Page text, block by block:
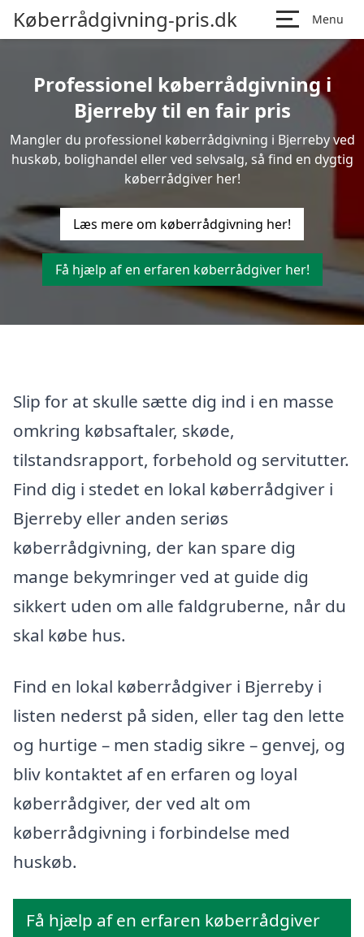
Køberrådgivning-pris.dk Menu
Professionel køberrådgivning i
Bjerreby til en fair pris
Mangler du professionel køberrådgivning i Bjerreby ved
huskøb, bolighandel eller ved selvsalg, så find en dygtig
køberrådgiver her!
Læs mere om køberrådgivning her!
Få hjælp af en erfaren køberrådgiver her!
Slip for at skulle sætte dig ind i en masse
omkring købsaftaler, skøde,
tilstandsrapport, forbehold og servitutter.
Find dig i stedet en lokal køberrådgiver i
Bjerreby eller anden seriøs
køberrådgivning, der kan spare dig
mange bekymringer ved at guide dig
sikkert uden om alle faldgruberne, når du
skal købe hus.
Find en lokal køberrådgiver i Bjerreby i
listen nederst på siden, eller tag den lette
og hurtige – men stadig sikre – genvej, og
bliv kontaktet af en erfaren og loyal
køberrådgiver, der ved alt om
køberrådgivning i forbindelse med
huskøb.
Få hjælp af en erfaren køberrådgiver